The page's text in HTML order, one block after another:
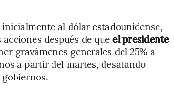
al dólar estadounidense,
después de queel presidente
gravámenes generales del 25% a
a partir del martes, desatando